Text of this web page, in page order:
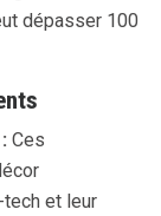
dépasser 100
Ces
et leur